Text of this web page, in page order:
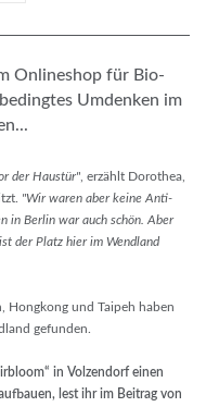
Onlineshop für Bio-
Umdenken im
der Haustür" , erzählt Dorothea,
"Wir waren aber keine Anti-
in Berlin war auch schön. Aber
der Platz hier im Wendland
Hongkong und Taipeh haben
gefunden.
in Volzendorf einen
lest ihr im Beitrag von